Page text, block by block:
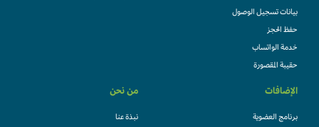
بيانات تسجيل الوصول
حفظ الحجز
خدمة الواتساب
حقيبة المقصورة
الإضافات
برنامج العضوية
من نحن
نبذة عنا